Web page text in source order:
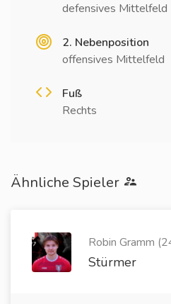
defensives Mittelfeld
2. Nebenposition
offensives Mittelfeld
Fuß
Rechts
Ähnliche Spieler
Robin Gramm
Stürmer